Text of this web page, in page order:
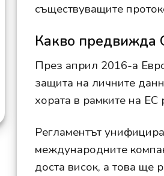
съществуващите
Какво предвижда
През април 2016-а
защита на личните
хората в рамките на
Регламентът
международните
доста висок, а това ще